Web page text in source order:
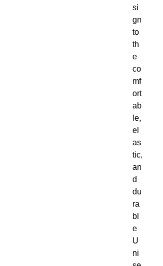
si
gn
to
th
e
co
mf
ort
ab
le,
el
as
tic,
an
d
du
ra
bl
e
U
ni